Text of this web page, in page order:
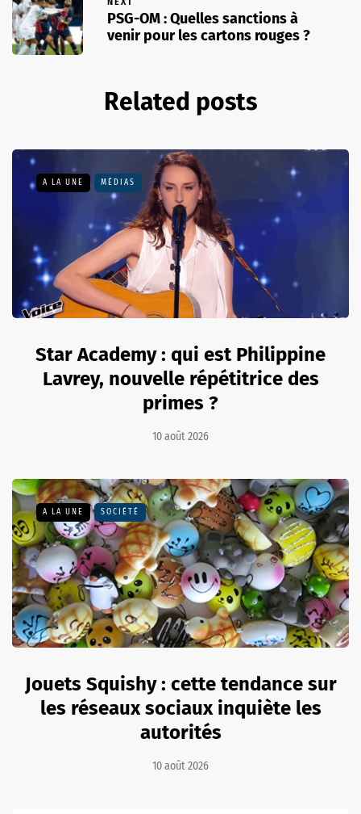
PSG-OM : Quelles sanctions à
venir pour les cartons rouges ?
Related posts
A LA UNE MÉDIAS
Star Academy : qui est Philippine
Lavrey, nouvelle répétitrice des
primes ?
10 août 2026
A LA UNE SOCIÉTÉ
Jouets Squishy : cette tendance sur
les réseaux sociaux inquiète les
autorités
10 août 2026